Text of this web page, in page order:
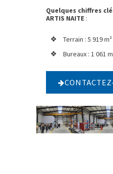
Quelques chiffres
ARTIS NAITE :
Terrain : 5 919 m²
Bureaux : 1 061